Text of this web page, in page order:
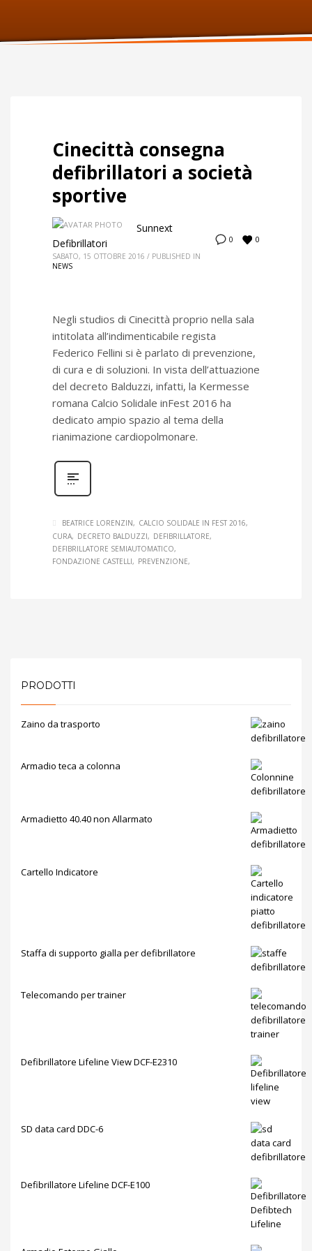
Lunedi:9am – 6pm
Cinecittà consegna
defibrillatori a società
sportive
0 0
Sunnext
Defibrillatori
SABATO, 15 OTTOBRE 2016 / PUBLISHED IN
NEWS
Negli studios di Cinecittà proprio nella sala
intitolata all’indimenticabile regista
Federico Fellini si è parlato di prevenzione,
di cura e di soluzioni. In vista dell’attuazione
del decreto Balduzzi, infatti, la Kermesse
romana Calcio Solidale inFest 2016 ha
dedicato ampio spazio al tema della
rianimazione cardiopolmonare.
BEATRICE LORENZIN
CALCIO SOLIDALE IN FEST 2016
CURA
DECRETO BALDUZZI
DEFIBRILLATORE
DEFIBRILLATORE SEMIAUTOMATICO
FONDAZIONE CASTELLI
PREVENZIONE
PRODOTTI
Zaino da trasporto
Armadio teca a colonna
Armadietto 40.40 non Allarmato
Cartello Indicatore
Staffa di supporto gialla per defibrillatore
Telecomando per trainer
Defibrillatore Lifeline View DCF-E2310
SD data card DDC-6
Defibrillatore Lifeline DCF-E100